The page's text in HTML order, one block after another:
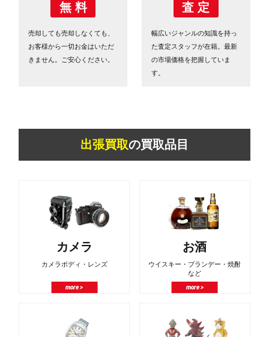
無 料
売却しても売却しなくても、
お客様から一切お金はいただ
きません。ご安心ください。
査 定
幅広いジャンルの知識を持っ
た査定スタッフが在籍。最新
の市場価格を把握していま
す。
出張買取の買取品目
カメラ
カメラボディ・レンズ
more >
お酒
ウイスキー・ブランデー・焼酎
など
more >